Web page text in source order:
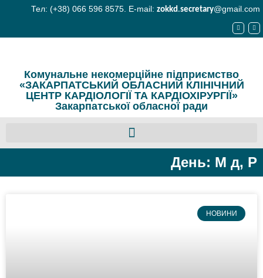
Тел: (+38) 066 596 8575. E-mail: zokkd.secretary@gmail.com
Комунальне некомерційне підприємство
«ЗАКАРПАТСЬКИЙ ОБЛАСНИЙ КЛІНІЧНИЙ
ЦЕНТР КАРДІОЛОГІЇ ТА КАРДІОХІРУРГІЇ»
Закарпатської обласної ради
День: М д, Р
НОВИНИ